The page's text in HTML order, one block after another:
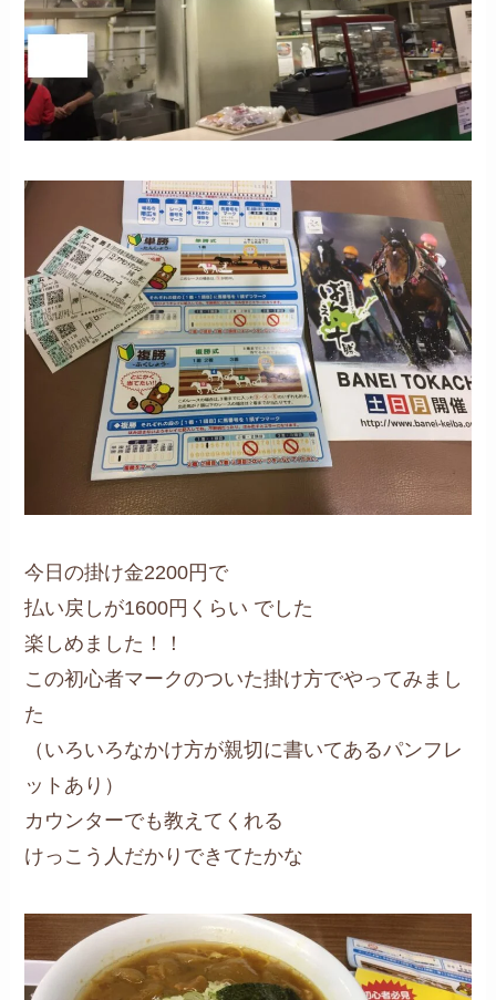
今日の掛け金2200円で
払い戻しが1600円くらい でした
楽しめました！！
この初心者マークのついた掛け方でやってみまし
た
（いろいろなかけ方が親切に書いてあるパンフレ
ットあり）
カウンターでも教えてくれる
けっこう人だかりできてたかな